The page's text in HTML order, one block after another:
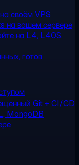
своём VPS
на вашем сервере
на L4, L40S,
готов
Git + CI/CD
MongoDB